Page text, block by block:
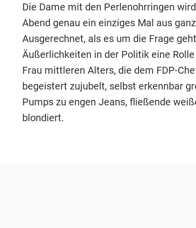
Die Dame mit den Perlenohrringen wird
Abend genau ein einziges Mal aus
Ausgerechnet, als es um die Frage
Äußerlichkeiten in der Politik eine
Frau mittleren Alters, die dem FDP-
begeistert zujubelt, selbst erkennbar
Pumps zu engen Jeans, fließende
blondiert.